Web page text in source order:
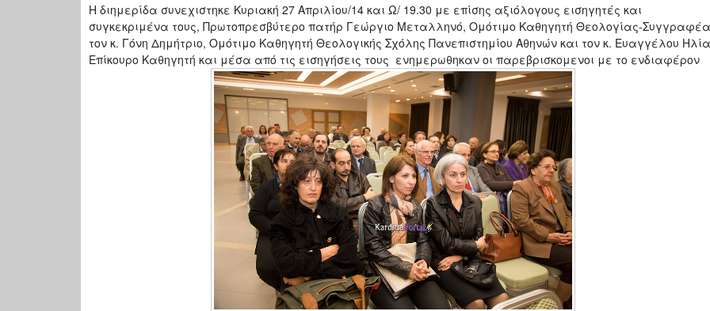
Η διημερίδα συνεχιστηκε Κυριακή 27 Απριλίου/14 και Ω/ 19.30 με επίσης αξιόλογους εισηγητές και
συγκεκριμένα τους, Πρωτοπρεσβύτερο πατήρ Γεώργιο Μεταλληνό, Ομότιμο Καθηγητή Θεολογίας-
τον κ. Γόνη Δημήτριο, Ομότιμο Καθηγητή Θεολογικής Σχόλης Πανεπιστημίου Αθηνών και τον κ. Ευαγγέλου
Επίκουρο Καθηγητή και μέσα από τις εισηγήσεις τους ενημερωθηκαν οι παρεβρισκομενοι με το ενδιαφέρον